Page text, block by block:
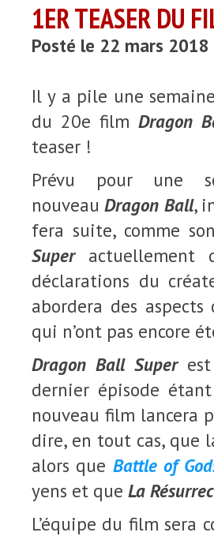
1ER TEASER DU
Posté le 22 mars 2018
Il y a pile une
du 20e filmDragon
teaser !
Prévu pour une
nouveauDragon Ball,
fera suite, comme
Super actuellement
déclarations du
abordera des
qui n’ont pas encore
Dragon Ball Superest
dernier épisode
nouveau film lancera
dire, en tout cas, que
alors que Battle of
yens et que La
L’équipe du film sera